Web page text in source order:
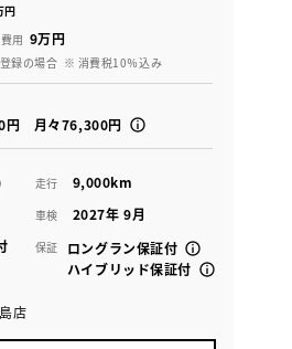
円
用 9万円
録の場合 ※ 消費税10％込み
円 月々76,300円
走行 9,000km
車検 2027年 9月
保証
ロングラン保証付
ハイブリッド保証付
店